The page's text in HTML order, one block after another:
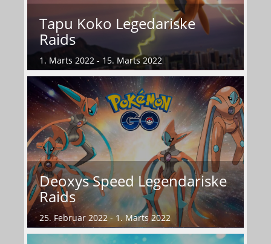
Tapu Koko Legedariske
Raids
1. Marts 2022 - 15. Marts 2022
Deoxys Speed Legendariske
Raids
25. Februar 2022 - 1. Marts 2022